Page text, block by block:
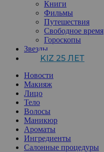
Книги
Фильмы
Путешествия
Свободное время
Гороскопы
Звезды
KIZ 25 ЛЕТ
Новости
Макияж
Лицо
Тело
Волосы
Маникюр
Ароматы
Ингредиенты
Салонные процедуры